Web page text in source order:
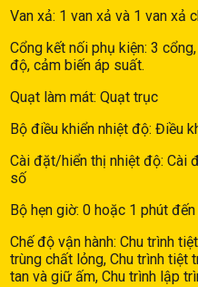
Van xả: 1 van xả và 1 van xả
Cổng kết nối phụ kiện: 3
độ, cảm biến áp suất.
Quạt làm mát: Quạt trục
Bộ điều khiển nhiệt độ: Điều
Cài đặt/hiển thị nhiệt độ:
số
Bộ hẹn giờ: 0 hoặc 1 phút
Chế độ vận hành: Chu trình
trùng chất lỏng, Chu trình tiệt
tan và giữ ấm, Chu trình lập